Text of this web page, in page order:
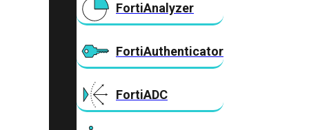
FortiAnalyzer
FortiAuthenticator
FortiADC